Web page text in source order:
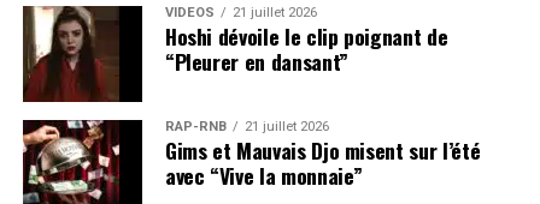
VIDEOS 21 juillet 2026
Hoshi dévoile le clip poignant de
“Pleurer en dansant”
RAP-RNB 21 juillet 2026
Gims et Mauvais Djo misent sur l’été
avec “Vive la monnaie”